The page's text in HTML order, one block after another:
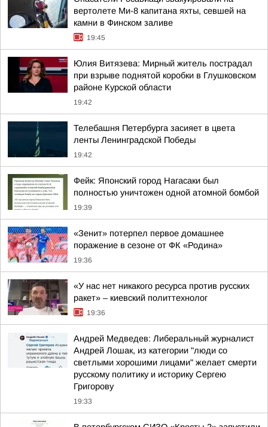
вертолете Ми-8 капитана яхты, севшей на
камни в Финском заливе
19:45
Юлия Витязева: Мирный житель пострадал
при взрыве поднятой коробки в Глушковском
районе Курской области
19:42
Телебашня Петербурга засияет в цвета
ленты Ленинградской Победы
19:42
Фейк: Японский город Нагасаки был
полностью уничтожен одной атомной бомбой
19:39
«Зенит» потерпел первое домашнее
поражение в сезоне от ФК «Родина»
19:36
«У нас нет никакого ресурса против русских
ракет» – киевский политтехнолог
19:36
Андрей Медведев: Либеральный журналист
Андрей Лошак, из категории "люди со
светлыми хорошими лицами" желает смерти
русскому политику и историку Сергею
Григорову
19:33